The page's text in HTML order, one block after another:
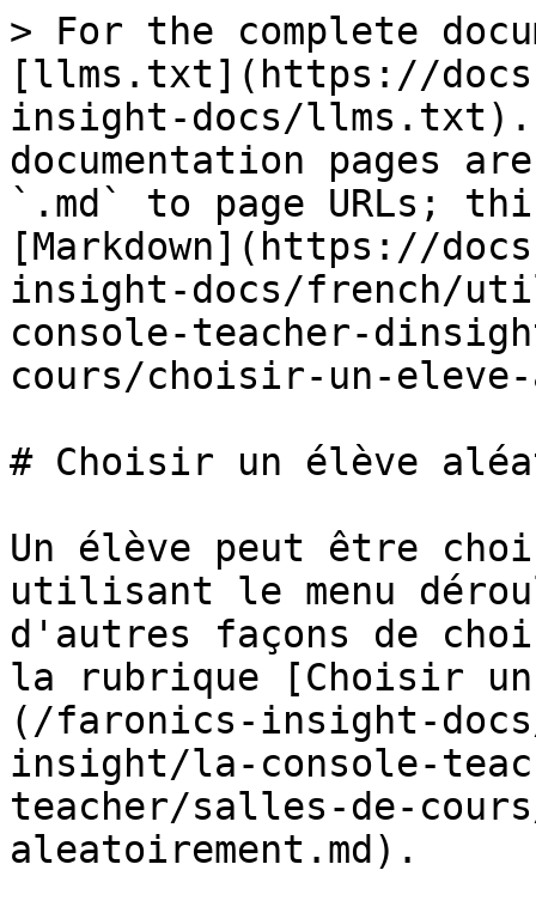
> For the complete
[llms.txt](https://
insight-docs/llms.txt).
documentation pages
`.md` to page URLs;
[Markdown](https://
insight-docs/french/
console-teacher-
cours/choisir-un-
# Choisir un élève
Un élève peut être
utilisant le menu
d'autres façons de
la rubrique [Choisir
(/faronics-insight-
insight/la-console-
teacher/salles-de-
aleatoirement.md).